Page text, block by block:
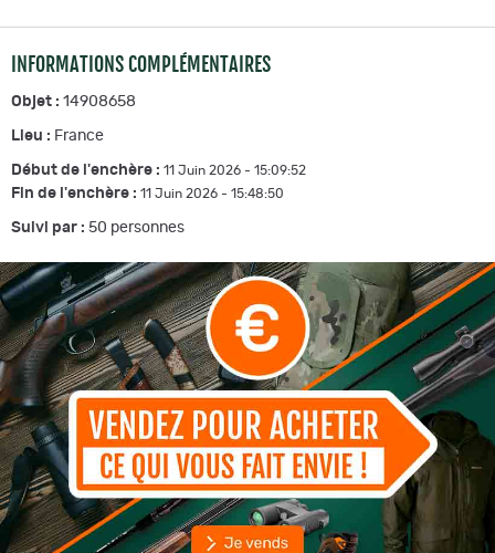
INFORMATIONS COMPLÉMENTAIRES
Objet : 14908658
Lieu : France
Début de l'enchère : 11 Juin 2026 - 15:09:52
Fin de l'enchère : 11 Juin 2026 - 15:48:50
Suivi par : 50 personnes